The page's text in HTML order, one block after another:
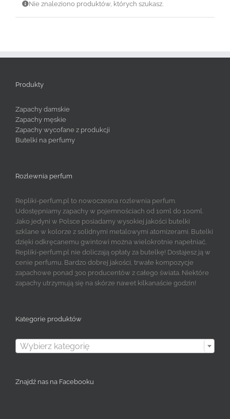
Nie znaleziono produktów, których szukasz.
Produkty
Zapachy damskie
Zapachy męskie
Zapachy wycofane z produkcji
Butelki na perfumy
Rozlewnia perfum
Repliki-perfum.pl to nowoczesna rozlewnia perfum.
Udostępniamy zapachy w pojemnościach od 10ml do 100ml.
Jako jedyni w Polsce posiadamy wysokiej jakości butelki
szklane w kolorze z solidnymi metalowymi atomizerami. Butelki
dzięki odkręcanemu gwintowi można wielokrotnie napełniać.
Repliki-perfum.pl nie doliczają opłaty za butelkę! Dostajesz ją w
cenie perfumu. Bardzo dobrej jakości, trwałe kompozycje
zapachowe ponad 300 producentów z całego świata. Niektóre
zapachy utrzymują się na skórze nawet kilkanaście godzin!
Kategorie produktów
Wybierz kategorię
Znajdź nas na Facebooku